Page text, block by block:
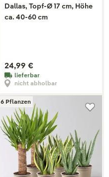
Dallas, Topf-Ø 17 cm, Höhe
ca. 40-60 cm
24,99 €
lieferbar
nicht abholbar
6 Pflanzen